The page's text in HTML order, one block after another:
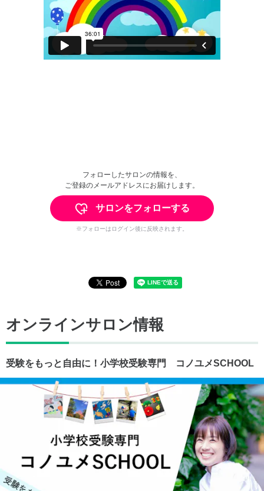
フォローしたサロンの情報を、
ご登録のメールアドレスにお届けします。
サロンをフォローする
※フォローはログイン後に反映されます。
オンラインサロン情報
受験をもっと自由に！小学校受験専門 コノユメSCHOOL